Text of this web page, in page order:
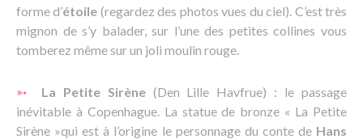
forme d’étoile (regardez des photos vues du ciel). C’est très
mignon de s’y balader, sur l’une des petites collines vous
tomberez même sur un joli moulin rouge.
➳ La Petite Sirène(Den Lille Havfrue) : le passage
inévitable à Copenhague. La statue de bronze « La Petite
Sirène »qui est à l’origine le personnage du conte de Hans